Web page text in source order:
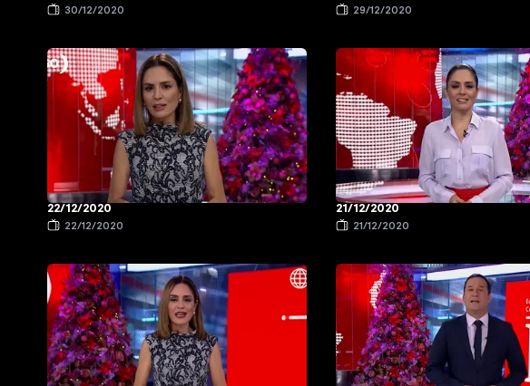
30/12/2020 29/12/2020
22/12/2020
22/12/2020
21/12/2020
21/12/2020